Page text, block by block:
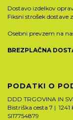
Dostavo izdelkov
Fiksni strošek dostave
Osebni prevzem na
BREZPLAČNA
PODATKI O
DDD TRGOVINA IN
Bistriška cesta 7 |
SI17754879